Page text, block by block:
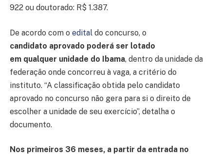
922 ou doutorado: R$ 1.387.
De acordo com o edital do concurso, o
candidato aprovado poderá ser lotado
em qualquer unidade do Ibama, dentro da unidade da
federação onde concorreu à vaga, a critério do
instituto. “A classificação obtida pelo candidato
aprovado no concurso não gera para si o direito de
escolher a unidade de seu exercício”, detalha o
documento.
Nos primeiros 36 meses, a partir da entrada no